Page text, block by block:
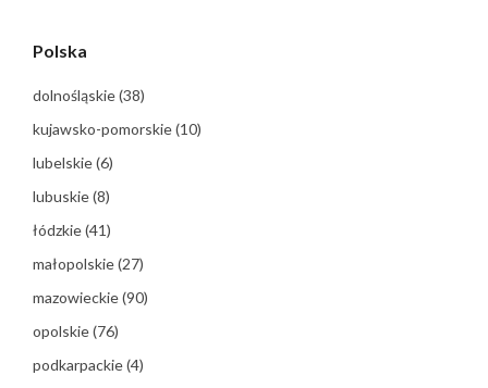
Polska
dolnośląskie(38)
kujawsko-pomorskie(10)
lubelskie(6)
lubuskie(8)
łódzkie(41)
małopolskie(27)
mazowieckie(90)
opolskie(76)
podkarpackie(4)